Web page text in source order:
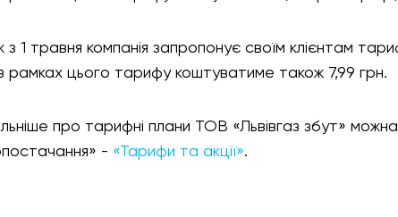
з 1 травня компанія запропонує своїм клієнтам
рамках цього тарифу коштуватиме також 7,99 грн.
про тарифні плани ТОВ «Львівгаз збут» можна
- «Тарифи та акції».